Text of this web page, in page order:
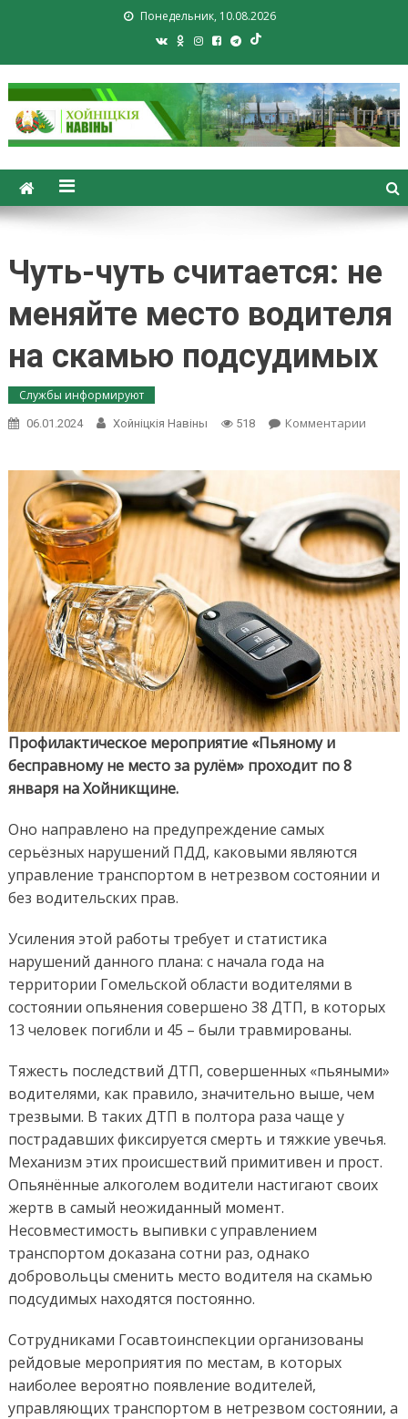
Понедельник, 10.08.2026
Хойники. Хойнiцкiя навiны.
Новости Хойник. Районная
Чуть-чуть считается: не
меняйте место водителя
на скамью подсудимых
Службы информируют
06.01.2024 Хойнiцкiя Навiны 518 Комментарииon
место
на
Профилактическое мероприятие «Пьяному и
бесправному не место за рулём» проходит по 8
января на Хойникщине.
Оно направлено на предупреждение самых
серьёзных нарушений ПДД, каковыми являются
управление транспортом в нетрезвом состоянии и
без водительских прав.
Усиления этой работы требует и статистика
нарушений данного плана: с начала года на
территории Гомельской области водителями в
состоянии опьянения совершено 38 ДТП, в которых
13 человек погибли и 45 – были травмированы.
Тяжесть последствий ДТП, совершенных «пьяными»
водителями, как правило, значительно выше, чем
трезвыми. В таких ДТП в полтора раза чаще у
пострадавших фиксируется смерть и тяжкие увечья.
Механизм этих происшествий примитивен и прост.
Опьянённые алкоголем водители настигают своих
жертв в самый неожиданный момент.
Несовместимость выпивки с управлением
транспортом доказана сотни раз, однако
добровольцы сменить место водителя на скамью
подсудимых находятся постоянно.
Сотрудниками Госавтоинспекции организованы
рейдовые мероприятия по местам, в которых
наиболее вероятно появление водителей,
управляющих транспортом в нетрезвом состоянии, а